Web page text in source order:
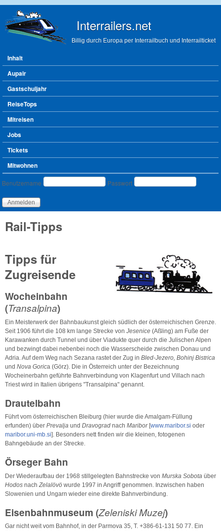
Interrailers.net
Billig durch Europa per Interrailbuch und Interrailticket
Hauptmenü
Inhalt
Aupair
Gastschuljahr
ReiseTops
Mitreisen
Jobs
Tickets
Mitwohnen
Benutzeranmeldung
Benutzername Passwort
Rail-Tipps
Tipps für
Zugreisende
Wocheinbahn
(Transalpina)
Ein Meisterwerk der Bahnbaukunst gleich südlich der österreichischen Grenze.
Seit 1906 führt die 108 km lange Strecke von Jesenice (Aßling) am Fuße der
Karawanken durch Tunnel und über Viadukte quer durch die Julischen Alpen
und bezwingt dabei nebenbei noch die Wasserscheide zwischen Donau und
Adria. Auf dem Weg nach Sezana rastet der Zug in Bled-Jezero, Bohinj Bistrica
und Nova Gorica (Görz). Die in Österreich unter der Bezeichnung
Wocheinerbahn geführte Bahnverbindung von Klagenfurt und Villach nach
Triest wird in Italien übrigens "Transalpina" genannt.
Drautelbahn
Führt vom österreichischen Bleiburg (hier wurde die Amalgam-Füllung
erfunden) über Prevalja und Dravograd nach Maribor [www.maribor.si oder
maribor.uni-mb.si]. Besonders nett finden wir die kleinen, fotogenen
Bahngebäude an der Strecke.
Örseger Bahn
Der Wiederaufbau der 1968 stillgelegten Bahnstrecke von Murska Sobota über
Hodos nach Zelalövö wurde 1997 in Angriff genommen. Inzwischen haben
Slowenien und Ungarn wieder eine direkte Bahnverbindung.
Eisenbahnmuseum (Zeleniski Muzej)
Gar nicht weit vom Bahnhof, in der Parmova 35, T. +386-61-131 50 77. Ein